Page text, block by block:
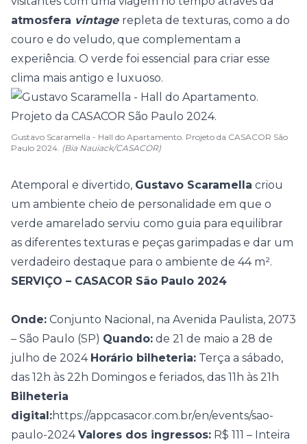
atmosfera vintage repleta de texturas, como a do
couro e do veludo, que complementam a
experiência. O verde foi essencial para criar esse
clima mais antigo e luxuoso.
Gustavo Scaramella - Hall do Apartamento. Projeto da CASACOR São
Paulo 2024. (Bia Nauiack/CASACOR)
Atemporal e divertido, Gustavo Scaramella criou
um ambiente cheio de personalidade em que o
verde amarelado serviu como guia para equilibrar
as diferentes texturas e peças garimpadas e dar um
verdadeiro destaque para o ambiente de 44 m².
SERVIÇO – CASACOR São Paulo 2024
Onde: Conjunto Nacional, na Avenida Paulista, 2073
– São Paulo (SP) Quando: de 21 de maio a 28 de
julho de 2024 Horário bilheteria: Terça a sábado,
das 12h às 22h Domingos e feriados, das 11h às 21h
Bilheteria
digital:https://appcasacor.com.br/en/events/sao-
paulo-2024 Valores dos ingressos: R$ 111 – Inteira